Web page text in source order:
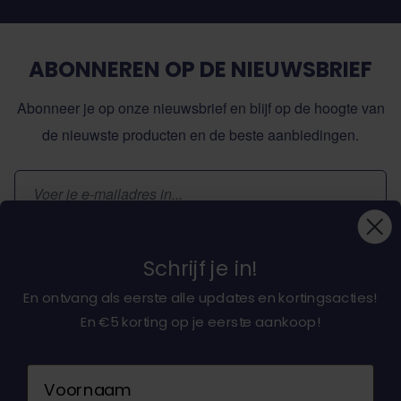
ABONNEREN OP DE NIEUWSBRIEF
Abonneer je op onze nieuwsbrief en blijf op de hoogte van
de nieuwste producten en de beste aanbiedingen.
E-mailadres
Over ons
Klantenservice
Schrijf je in!
En ontvang als eerste alle updates en kortingsacties!
En €5 korting op je eerste aankoop!